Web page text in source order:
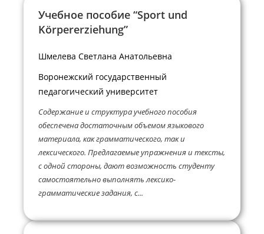
Учебное пособие “Sport und
Körpererziehung”
Шмелева Светлана Анатольевна
Воронежский государственный
педагогический университет
Содержание и структура учебного пособия
обеспечена достаточным объемом языкового
материала, как грамматического, так и
лексического. Предлагаемые упражнения и тексты,
с одной стороны, дают возможность студенту
самостоятельно выполнять лексико-
грамматические задания, с...